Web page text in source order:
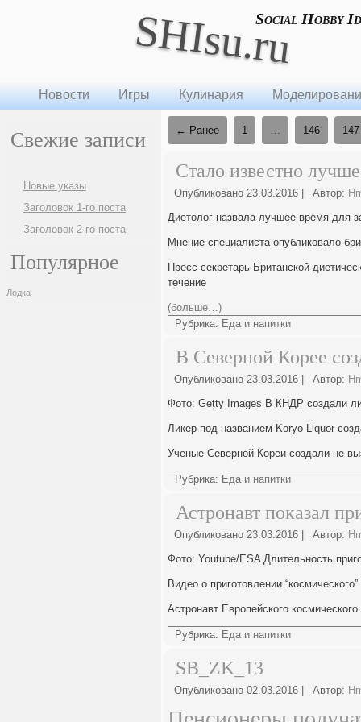
SHIsu.ruSocial Hobby
Новости Игры Кулинария
Свежие записи
Новые указы
Заголовок 1-го поста
Заголовок 2-го поста
Популярное
Лодка
← Ранее 1 … 146 147
Стало известно
Опубликовано 23.03.2016 Автор:
Диетолог назвала лучшее время для
Мнение специалиста опубликовало
Пресс-секретарь Британской
течение
(больше…)
Рубрика: Еда и напитки
В Северной Корее
Опубликовано 23.03.2016 Автор:
Фото: Getty Images В КНДР создали
Ликер под названием Koryo Liquor
Ученые Северной Кореи создали не
Рубрика: Еда и напитки
Астронавт показал
Опубликовано 23.03.2016 Автор:
Фото: Youtube/ESA Длительность
Видео о приготовлении
Астронавт Европейского
Рубрика: Еда и напитки
SB_ZK_13
Опубликовано 02.03.2016 Автор: